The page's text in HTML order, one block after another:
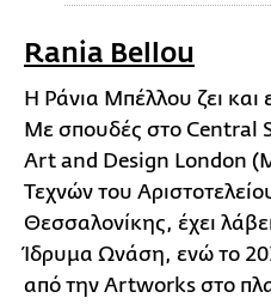
Rania Bellou
Η Ράνια Μπέλλου ζει και
Με σπουδές στο Central
Art and Design London
Τεχνών του
Θεσσαλονίκης, έχει
Ίδρυμα Ωνάση, ενώ το
από την Artworks στο